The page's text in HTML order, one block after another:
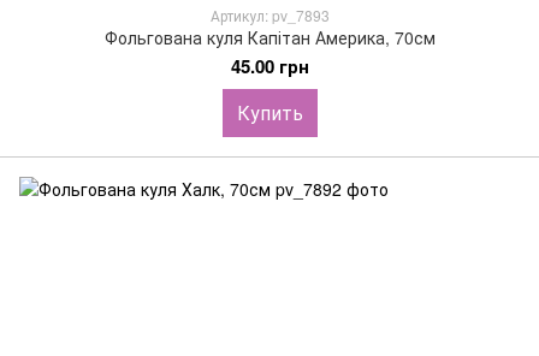
Артикул: pv_7893
Фольгована куля Капітан Америка, 70см
45.00 грн
Купить